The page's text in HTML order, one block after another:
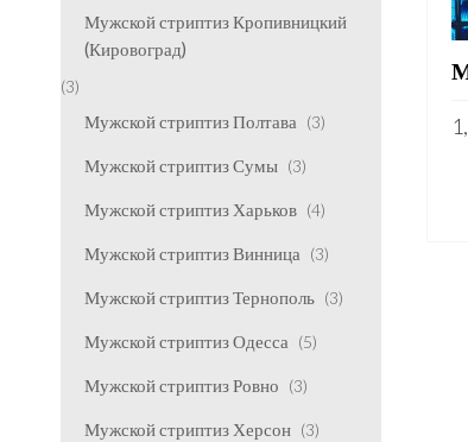
Мужской стриптиз Кропивницкий
(Кировоград)
(3)
Мужской стриптиз Полтава (3)
Мужской стриптиз Сумы (3)
Мужской стриптиз Харьков (4)
Мужской стриптиз Винница (3)
Мужской стриптиз Тернополь (3)
Мужской стриптиз Одесса (5)
Мужской стриптиз Ровно (3)
Мужской стриптиз Херсон (3)